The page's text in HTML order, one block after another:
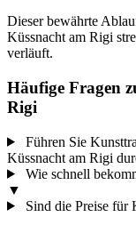
Dieser bewährte
Küssnacht am Rigi
verläuft.
Häufige Fragen
Rigi
Führen Sie
Küssnacht am Rigi
Wie schnell
▼
Sind die Preise für